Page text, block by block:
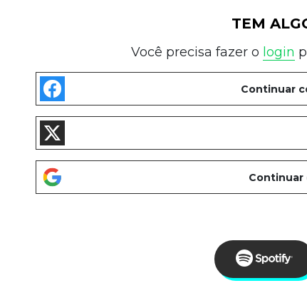
TEM
Você precisa fazer o login